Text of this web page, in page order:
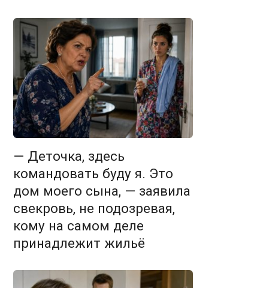
— Деточка, здесь
командовать буду я. Это
дом моего сына, — заявила
свекровь, не подозревая,
кому на самом деле
принадлежит жильё